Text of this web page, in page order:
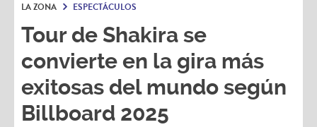
LA ZONA ESPECTÁCULOS
Tour de Shakira se
convierte en la gira más
exitosas del mundo según
Billboard 2025